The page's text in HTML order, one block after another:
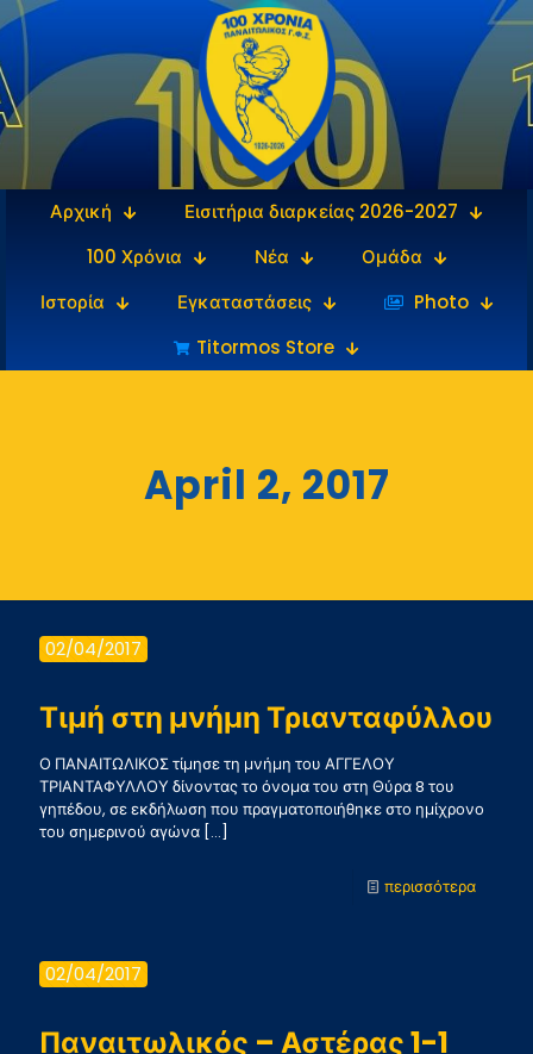
Αρχική
Εισιτήρια διαρκείας 2026-2027
100 Χρόνια
Νέα
Ομάδα
Ιστορία
Εγκαταστάσεις
‎‏‏‎ ‎Photo
Titormos Store
April 2, 2017
02/04/2017
Τιμή στη μνήμη Τριανταφύλλου
Ο ΠΑΝΑΙΤΩΛΙΚΟΣ τίμησε τη μνήμη του ΑΓΓΕΛΟΥ
ΤΡΙΑΝΤΑΦΥΛΛΟΥ δίνοντας το όνομα του στη Θύρα 8 του
γηπέδου, σε εκδήλωση που πραγματοποιήθηκε στο ημίχρονο
του σημερινού αγώνα […]
περισσότερα-
02/04/2017
Παναιτωλικός – Αστέρας 1-1